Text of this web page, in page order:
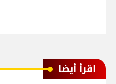
اقرأ أيضا